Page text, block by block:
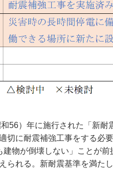
56）年に施行された「新耐
切に耐震補強工事をする必
物が倒壊しない」ことが前
れる。新耐震基準を満た